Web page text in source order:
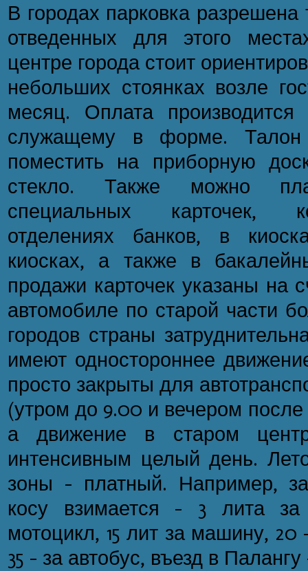
В городах парковка
отведенных для этого
центре города стоит
небольших стоянках возле
месяц. Оплата
служащему в форме. Талон
поместить на приборную
стекло. Также можно
специальных карточек,
отделениях банков, в
киосках, а также в
продажи карточек указаны на
автомобиле по старой части
городов страны
имеют одностороннее
просто закрыты для
(утром до 9.00 и вечером
а движение в старом
интенсивным целый день.
зоны - платный. Например,
косу взимается - 3 лита
мотоцикл, 15 лит за машину, 20
35 - за автобус, въезд в